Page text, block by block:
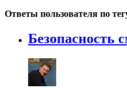
Ответы пользователя по
Безопасность